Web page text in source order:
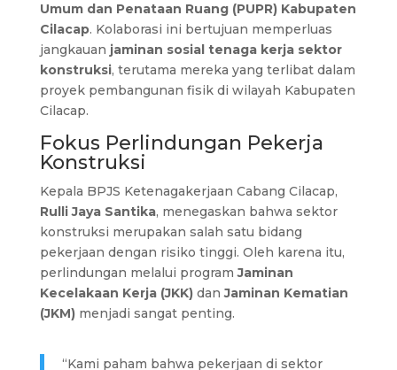
Umum dan Penataan Ruang (PUPR) Kabupaten
Cilacap. Kolaborasi ini bertujuan memperluas
jangkauan jaminan sosial tenaga kerja sektor
konstruksi, terutama mereka yang terlibat dalam
proyek pembangunan fisik di wilayah Kabupaten
Cilacap.
Fokus Perlindungan Pekerja
Konstruksi
Kepala BPJS Ketenagakerjaan Cabang Cilacap,
Rulli Jaya Santika, menegaskan bahwa sektor
konstruksi merupakan salah satu bidang
pekerjaan dengan risiko tinggi. Oleh karena itu,
perlindungan melalui programJaminan
Kecelakaan Kerja (JKK)danJaminan Kematian
(JKM)menjadi sangat penting.
“Kami paham bahwa pekerjaan di sektor